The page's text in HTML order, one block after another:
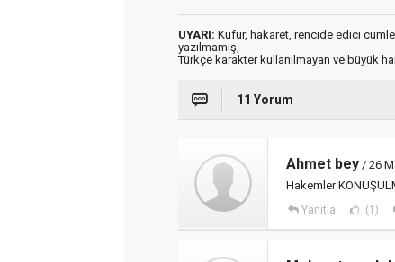
UYARI: Küfür, hakaret, rencide edici
yazılmamış,
Türkçe karakter kullanılmayan ve büyük
11 Yorum
Ahmet bey / 26
Hakemler
Yanıtla (1)